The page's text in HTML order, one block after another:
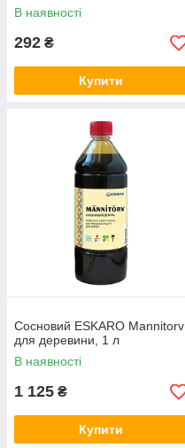
В наявності
292 ₴
Купити
Сосновий ESKARO Mannitorv
для деревини, 1 л
В наявності
1 125 ₴
Купити